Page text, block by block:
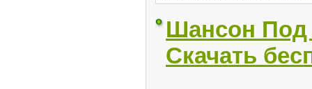
Шансон Под
Скачать